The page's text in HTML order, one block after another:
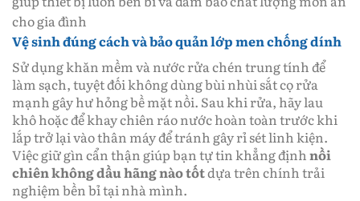
cho gia đình
Vệ sinh đúng cách và bảo quản lớp men chống dính
Sử dụng khăn mềm và nước rửa chén trung tính để
làm sạch, tuyệt đối không dùng bùi nhùi sắt cọ rửa
mạnh gây hư hỏng bề mặt nồi. Sau khi rửa, hãy lau
khô hoặc để khay chiên ráo nước hoàn toàn trước khi
lắp trở lại vào thân máy để tránh gây rỉ sét linh kiện.
Việc giữ gìn cẩn thận giúp bạn tự tin khẳng địnhnồi
chiên không dầu hãng nào tốtdựa trên chính trải
nghiệm bền bỉ tại nhà mình.